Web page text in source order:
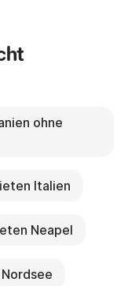
ohne
Italien
Neapel